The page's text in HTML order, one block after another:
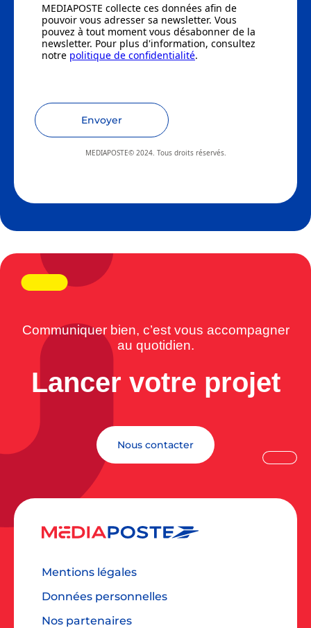
MEDIAPOSTE collecte ces données afin de
pouvoir vous adresser sa newsletter. Vous
pouvez à tout moment vous désabonner de la
newsletter. Pour plus d'information, consultez
notre politique de confidentialité.
Envoyer
MEDIAPOSTE© 2024. Tous droits réservés.
Communiquer bien, c’est vous accompagner
au quotidien.
Lancer votre projet
Nous contacter
Mentions légales
Données personnelles
Nos partenaires